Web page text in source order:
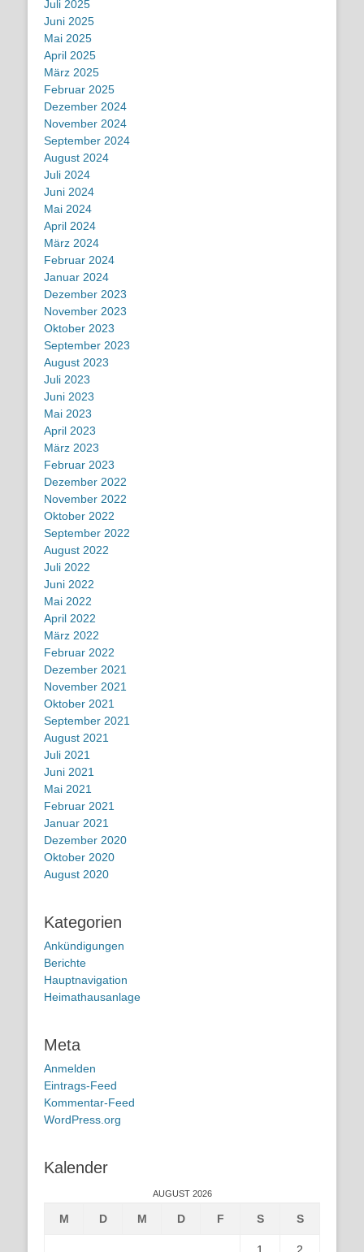
Juli 2025
Juni 2025
Mai 2025
April 2025
März 2025
Februar 2025
Dezember 2024
November 2024
September 2024
August 2024
Juli 2024
Juni 2024
Mai 2024
April 2024
März 2024
Februar 2024
Januar 2024
Dezember 2023
November 2023
Oktober 2023
September 2023
August 2023
Juli 2023
Juni 2023
Mai 2023
April 2023
März 2023
Februar 2023
Dezember 2022
November 2022
Oktober 2022
September 2022
August 2022
Juli 2022
Juni 2022
Mai 2022
April 2022
März 2022
Februar 2022
Dezember 2021
November 2021
Oktober 2021
September 2021
August 2021
Juli 2021
Juni 2021
Mai 2021
Februar 2021
Januar 2021
Dezember 2020
Oktober 2020
August 2020
Kategorien
Ankündigungen
Berichte
Hauptnavigation
Heimathausanlage
Meta
Anmelden
Eintrags-Feed
Kommentar-Feed
WordPress.org
Kalender
AUGUST 2026
M D M D F S S